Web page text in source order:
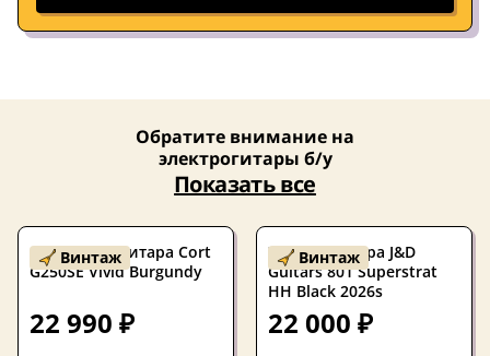
Обратите внимание на
электрогитары б/у
Показать все
Винтаж
Б/У электрогитара Cort
G250SE Vivid Burgundy
22 990 ₽
Винтаж
Электрогитара J&D
Guitars 801 Superstrat
HH Black 2026s
22 000 ₽